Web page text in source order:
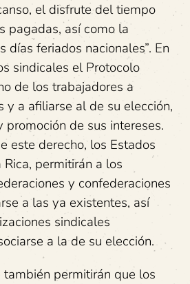
el disfrute del tiempo
pagadas, así como la
días feriados nacionales”. En
sindicales el Protocolo
de los trabajadores a
y a afiliarse al de su elección,
promoción de sus intereses.
este derecho, los Estados
permitirán a los
y confederaciones
a las ya existentes, así
sindicales
a la de su elección.
también permitirán que los